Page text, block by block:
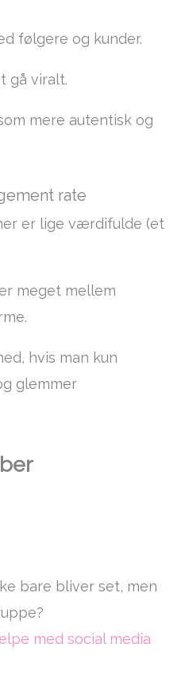
følgere og kunder.
gå viralt.
mere autentisk og
rate
er lige værdifulde (et
meget mellem
hvis man kun
glemmer
bare bliver set, men
med social media